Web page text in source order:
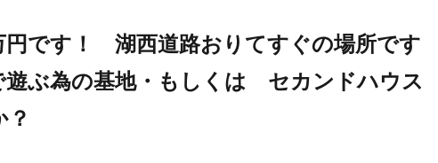
円です！ 湖西道路おりてすぐの場所です
遊ぶ為の基地・もしくは セカンドハウス
？